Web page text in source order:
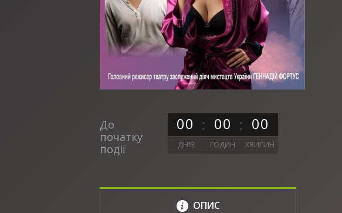
До
початку
події
00 00 00
ДНІВ ГОДИН ХВИЛИН
ОПИС